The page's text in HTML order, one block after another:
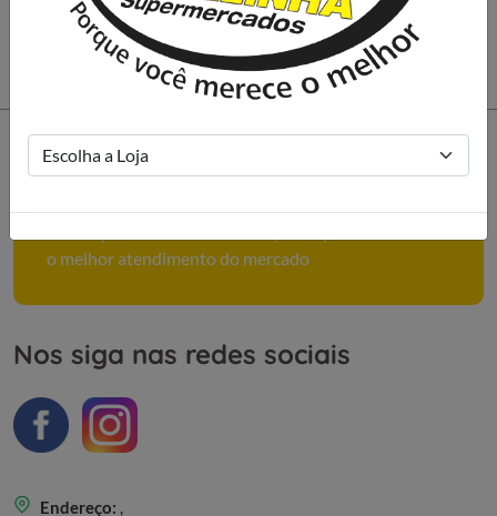
Como podemos ajudar você?
o melhor atendimento do mercado
Nos siga nas redes sociais
Endereço: ,